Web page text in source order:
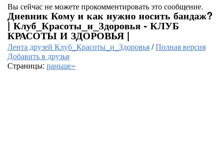
Вы сейчас не можете прокомментировать это сообщение.
Дневник Кому и как нужно носить бандаж?
| Клуб_Красоты_и_Здоровья - КЛУБ
КРАСОТЫ И ЗДОРОВЬЯ |
Лента друзей Клуб_Красоты_и_Здоровья/Полная версия
Добавить в друзья
Страницы: раньше»